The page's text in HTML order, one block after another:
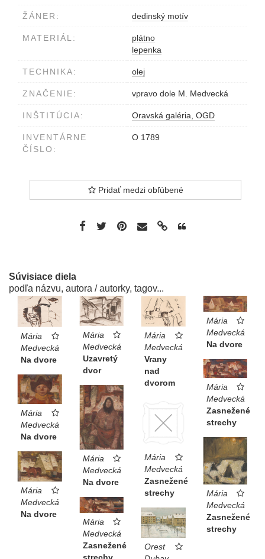
ŽÁNER: dedinský motív
MATERIÁL:
plátno
lepenka
TECHNIKA: olej
ZNAČENIE: vpravo dole M. Medvecká
INŠTITÚCIA: Oravská galéria, OGD
INVENTÁRNE
ČÍSLO:
O 1789
Pridať medzi obľúbené
Súvisiace diela
podľa názvu, autora / autorky, tagov...
Mária
Medvecká
Na dvore
Mária
Medvecká
Uzavretý
dvor
Mária
Medvecká
Vrany
nad
dvorom
Mária
Medvecká
Na dvore
Mária
Medvecká
Zasnežené
strechy
Mária
Medvecká
Na dvore
Mária
Medvecká
Na dvore
Mária
Medvecká
Zasnežené
strechy
Mária
Medvecká
Zasnežené
strechy
Mária
Medvecká
Na dvore
Mária
Medvecká
Zasnežené
strechy
Orest